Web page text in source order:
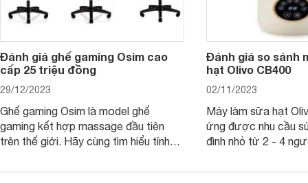
Đánh giá ghế gaming Osim cao
cấp 25 triệu đồng
29/12/2023
Ghế gaming Osim là model ghế
gaming kết hợp massage đầu tiên
trên thế giới. Hãy cùng tìm hiểu tính
Đánh giá so sánh
hạt Olivo CB400
02/11/2023
Máy làm sữa hạt
ứng được nhu cầu
đình nhỏ từ 2 - 4